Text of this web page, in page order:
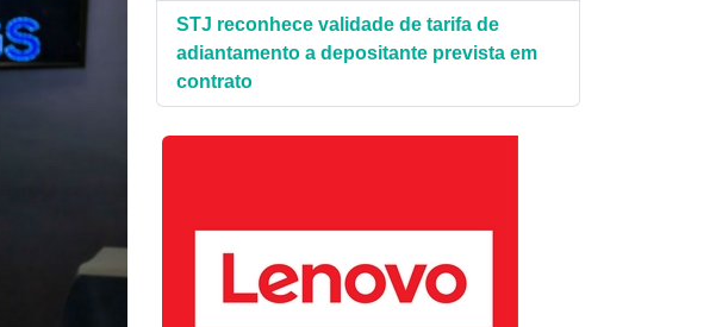
STJ reconhece validade de tarifa de
adiantamento a depositante prevista em
contrato